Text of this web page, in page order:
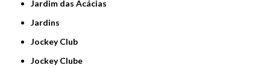
Jardim das Acácias
Jardins
Jockey Club
Jockey Clube